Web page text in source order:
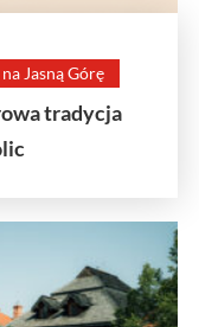
Jasną Górę
tradycja